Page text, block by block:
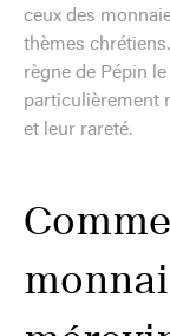
ceux des
thèmes
règne de Pépin
particulièrement
et leur rareté.